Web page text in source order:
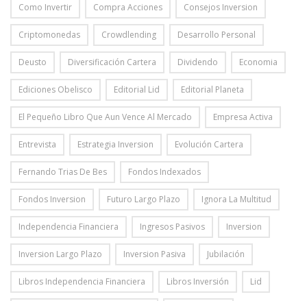
Como Invertir Compra Acciones Consejos Inversion
Criptomonedas Crowdlending Desarrollo Personal
Deusto Diversificación Cartera Dividendo Economia
Ediciones Obelisco Editorial Lid Editorial Planeta
El Pequeño Libro Que Aun Vence Al Mercado Empresa Activa
Entrevista Estrategia Inversion Evolución Cartera
Fernando Trias De Bes Fondos Indexados
Fondos Inversion Futuro Largo Plazo Ignora La Multitud
Independencia Financiera Ingresos Pasivos Inversion
Inversion Largo Plazo Inversion Pasiva Jubilación
Libros Independencia Financiera Libros Inversión Lid